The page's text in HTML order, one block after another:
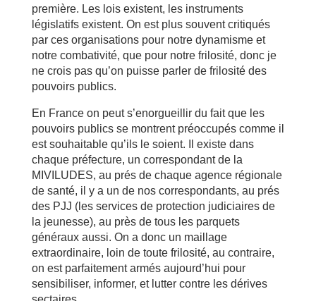
première. Les lois existent, les instruments
législatifs existent. On est plus souvent critiqués
par ces organisations pour notre dynamisme et
notre combativité, que pour notre frilosité, donc je
ne crois pas qu’on puisse parler de frilosité des
pouvoirs publics.
En France on peut s’enorgueillir du fait que les
pouvoirs publics se montrent préoccupés comme il
est souhaitable qu’ils le soient. Il existe dans
chaque préfecture, un correspondant de la
MIVILUDES, au prés de chaque agence régionale
de santé, il y a un de nos correspondants, au prés
des PJJ (les services de protection judiciaires de
la jeunesse), au près de tous les parquets
généraux aussi. On a donc un maillage
extraordinaire, loin de toute frilosité, au contraire,
on est parfaitement armés aujourd’hui pour
sensibiliser, informer, et lutter contre les dérives